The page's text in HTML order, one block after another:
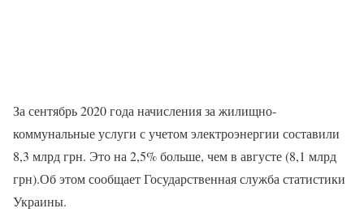
За сентябрь 2020 года начисления за жилищно-
коммунальные услуги с учетом электроэнергии составили
8,3 млрд грн. Это на 2,5% больше, чем в августе (8,1 млрд
грн).Об этом сообщает Государственная служба статистики
Украины.